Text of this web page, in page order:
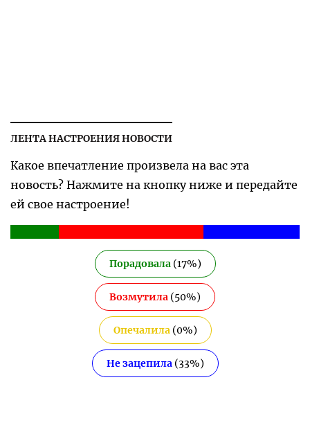
ЛЕНТА НАСТРОЕНИЯ НОВОСТИ
Какое впечатление произвела на вас эта
новость? Нажмите на кнопку ниже и передайте
ей свое настроение!
Порадовала(17%)
Возмутила (50%)
Опечалила(0%)
Не зацепила(33%)